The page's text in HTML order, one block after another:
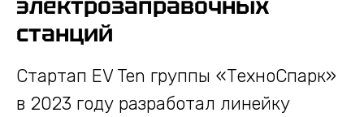
станций
Стартап EV Ten группы «ТехноСпарк»
в 2023 году разработал линейку